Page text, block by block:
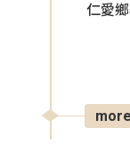
仁愛
more